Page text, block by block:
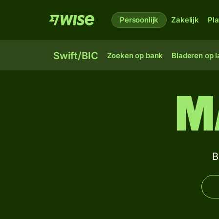
Persoonlijk Zakelijk
Swift/BIC Zoeken op bank Bladeren op